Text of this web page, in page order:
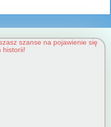
szanse na pojawienie się
historii!